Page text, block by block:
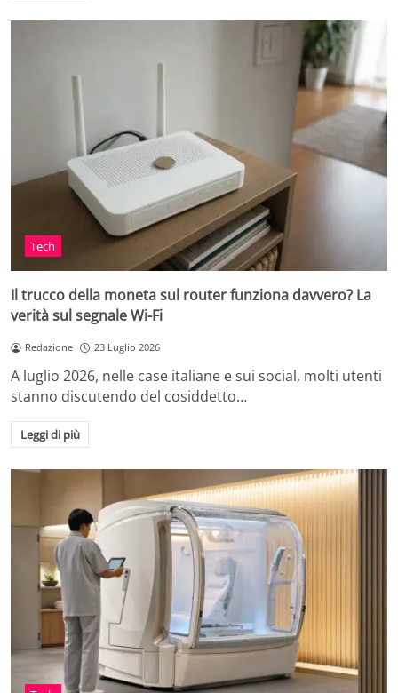
Tech
Il trucco della moneta sul router funziona davvero? La
verità sul segnale Wi-Fi
Redazione 23 Luglio 2026
A luglio 2026, nelle case italiane e sui social, molti utenti
stanno discutendo del cosiddetto…
Leggi di più